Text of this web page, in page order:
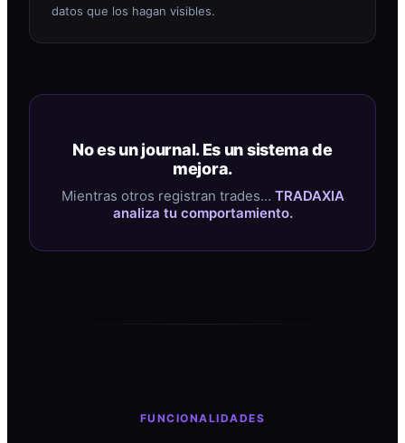
datos que los hagan visibles.
No es un journal. Es un sistema de
mejora.
Mientras otros registran trades… TRADAXIA
analiza tu comportamiento.
FUNCIONALIDADES